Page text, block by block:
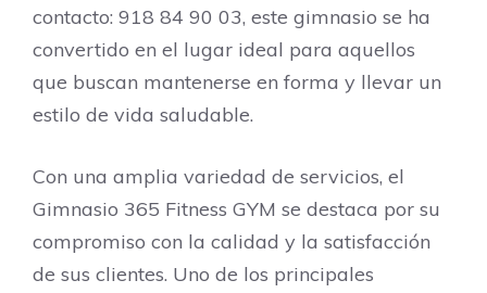
contacto: 918 84 90 03, este gimnasio se ha
convertido en el lugar ideal para aquellos
que buscan mantenerse en forma y llevar un
estilo de vida saludable.
Con una amplia variedad de servicios, el
Gimnasio 365 Fitness GYM se destaca por su
compromiso con la calidad y la satisfacción
de sus clientes. Uno de los principales